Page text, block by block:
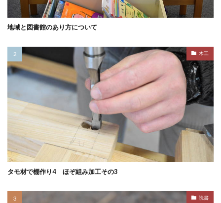
地域と図書館のあり方について
木工
タモ材で棚作り4 ほぞ組み加工その3
読書